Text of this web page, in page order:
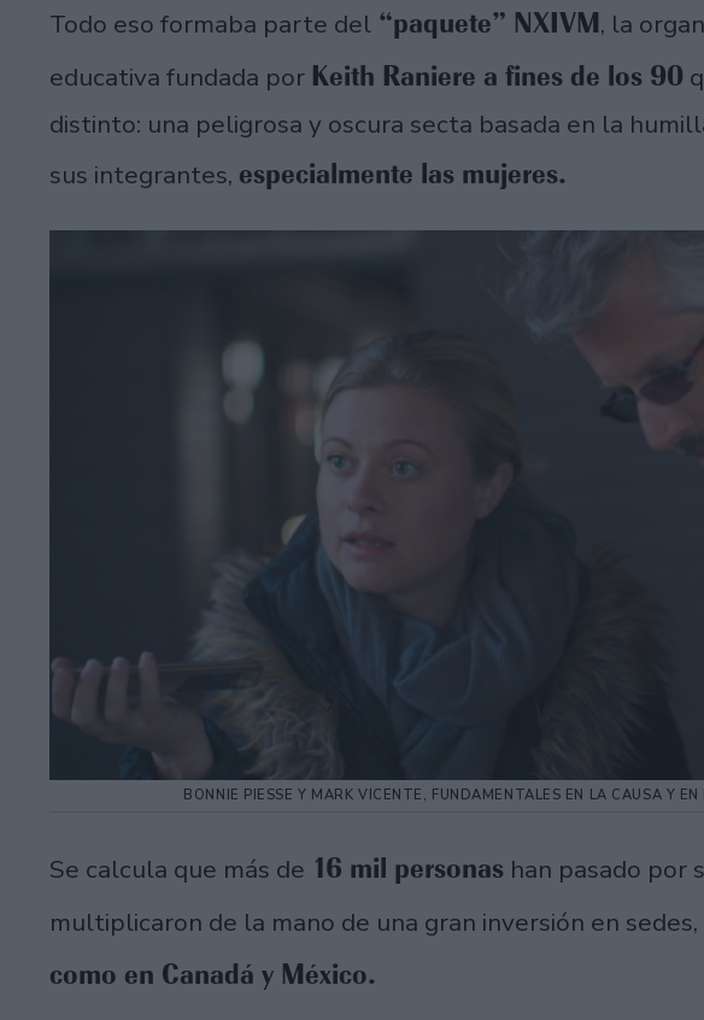
Todo eso formaba parte del “paquete” NXIVM, la
educativa fundada por Keith Raniere a fines de los 90
distinto: una peligrosa y oscura secta basada en la
sus integrantes, especialmente las mujeres.
BONNIE PIESSE Y MARK VICENTE, FUNDAMENTALES EN LA CAUSA Y
Se calcula que más de 16 mil personas han pasado por
multiplicaron de la mano de una gran inversión en
como en Canadá y México.